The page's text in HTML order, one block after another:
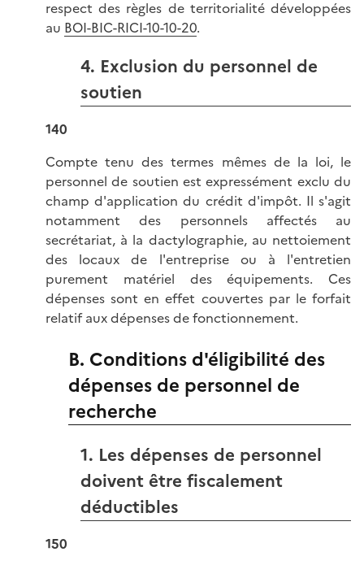
respect des règles de territorialité développées
au BOI-BIC-RICI-10-10-20.
4. Exclusion du personnel de
soutien
140
Compte tenu des termes mêmes de la loi, le
personnel de soutien est expressément exclu du
champ d'application du crédit d'impôt. Il s'agit
notamment des personnels affectés au
secrétariat, à la dactylographie, au nettoiement
des locaux de l'entreprise ou à l'entretien
purement matériel des équipements. Ces
dépenses sont en effet couvertes par le forfait
relatif aux dépenses de fonctionnement.
B. Conditions d'éligibilité des
dépenses de personnel de
recherche
1. Les dépenses de personnel
doivent être fiscalement
déductibles
150